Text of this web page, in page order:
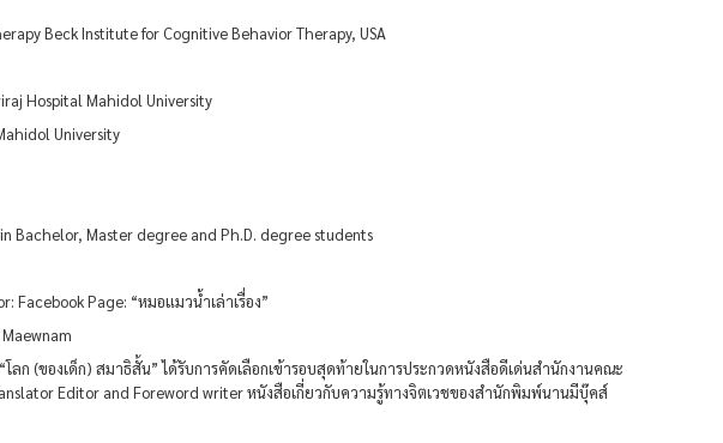
Beck Institute for Cognitive Behavior Therapy, USA
Hospital Mahidol University
University
Bachelor, Master degree and Ph.D. degree students
Facebook Page: “หมอแมวน้ำเล่าเรื่อง”
ลก (ของเด็ก) สมาธิสั้น” ได้รับการคัดเลือกเข้ารอบสุดท้ายในการประกวดหนังสือดีเด่นสำนักงานคณะ
Editor and Foreword writer หนังสือเกี่ยวกับความรู้ทางจิตเวชของสำนักพิมพ์นานมีบุ๊คส์